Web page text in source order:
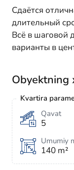
Сдаётся
длительный
Всё в шаговой
варианты в
Obyektning
Kvartira
Qavat
5
Umumiy
140 m²